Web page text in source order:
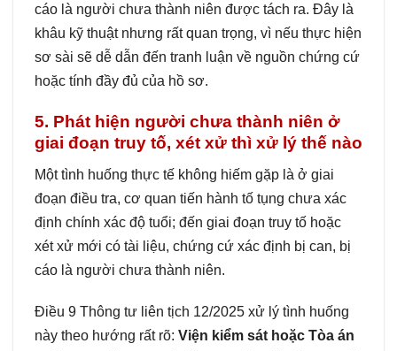
cáo là người chưa thành niên được tách ra. Đây là
khâu kỹ thuật nhưng rất quan trọng, vì nếu thực hiện
sơ sài sẽ dễ dẫn đến tranh luận về nguồn chứng cứ
hoặc tính đầy đủ của hồ sơ.
5. Phát hiện người chưa thành niên ở
giai đoạn truy tố, xét xử thì xử lý thế nào
Một tình huống thực tế không hiếm gặp là ở giai
đoạn điều tra, cơ quan tiến hành tố tụng chưa xác
định chính xác độ tuổi; đến giai đoạn truy tố hoặc
xét xử mới có tài liệu, chứng cứ xác định bị can, bị
cáo là người chưa thành niên.
Điều 9 Thông tư liên tịch 12/2025 xử lý tình huống
này theo hướng rất rõ: Viện kiểm sát hoặc Tòa án